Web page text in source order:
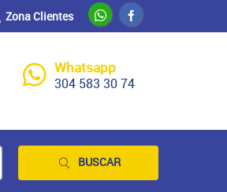
Zona Clientes
Whatsapp
304 583 30 74
BUSCAR